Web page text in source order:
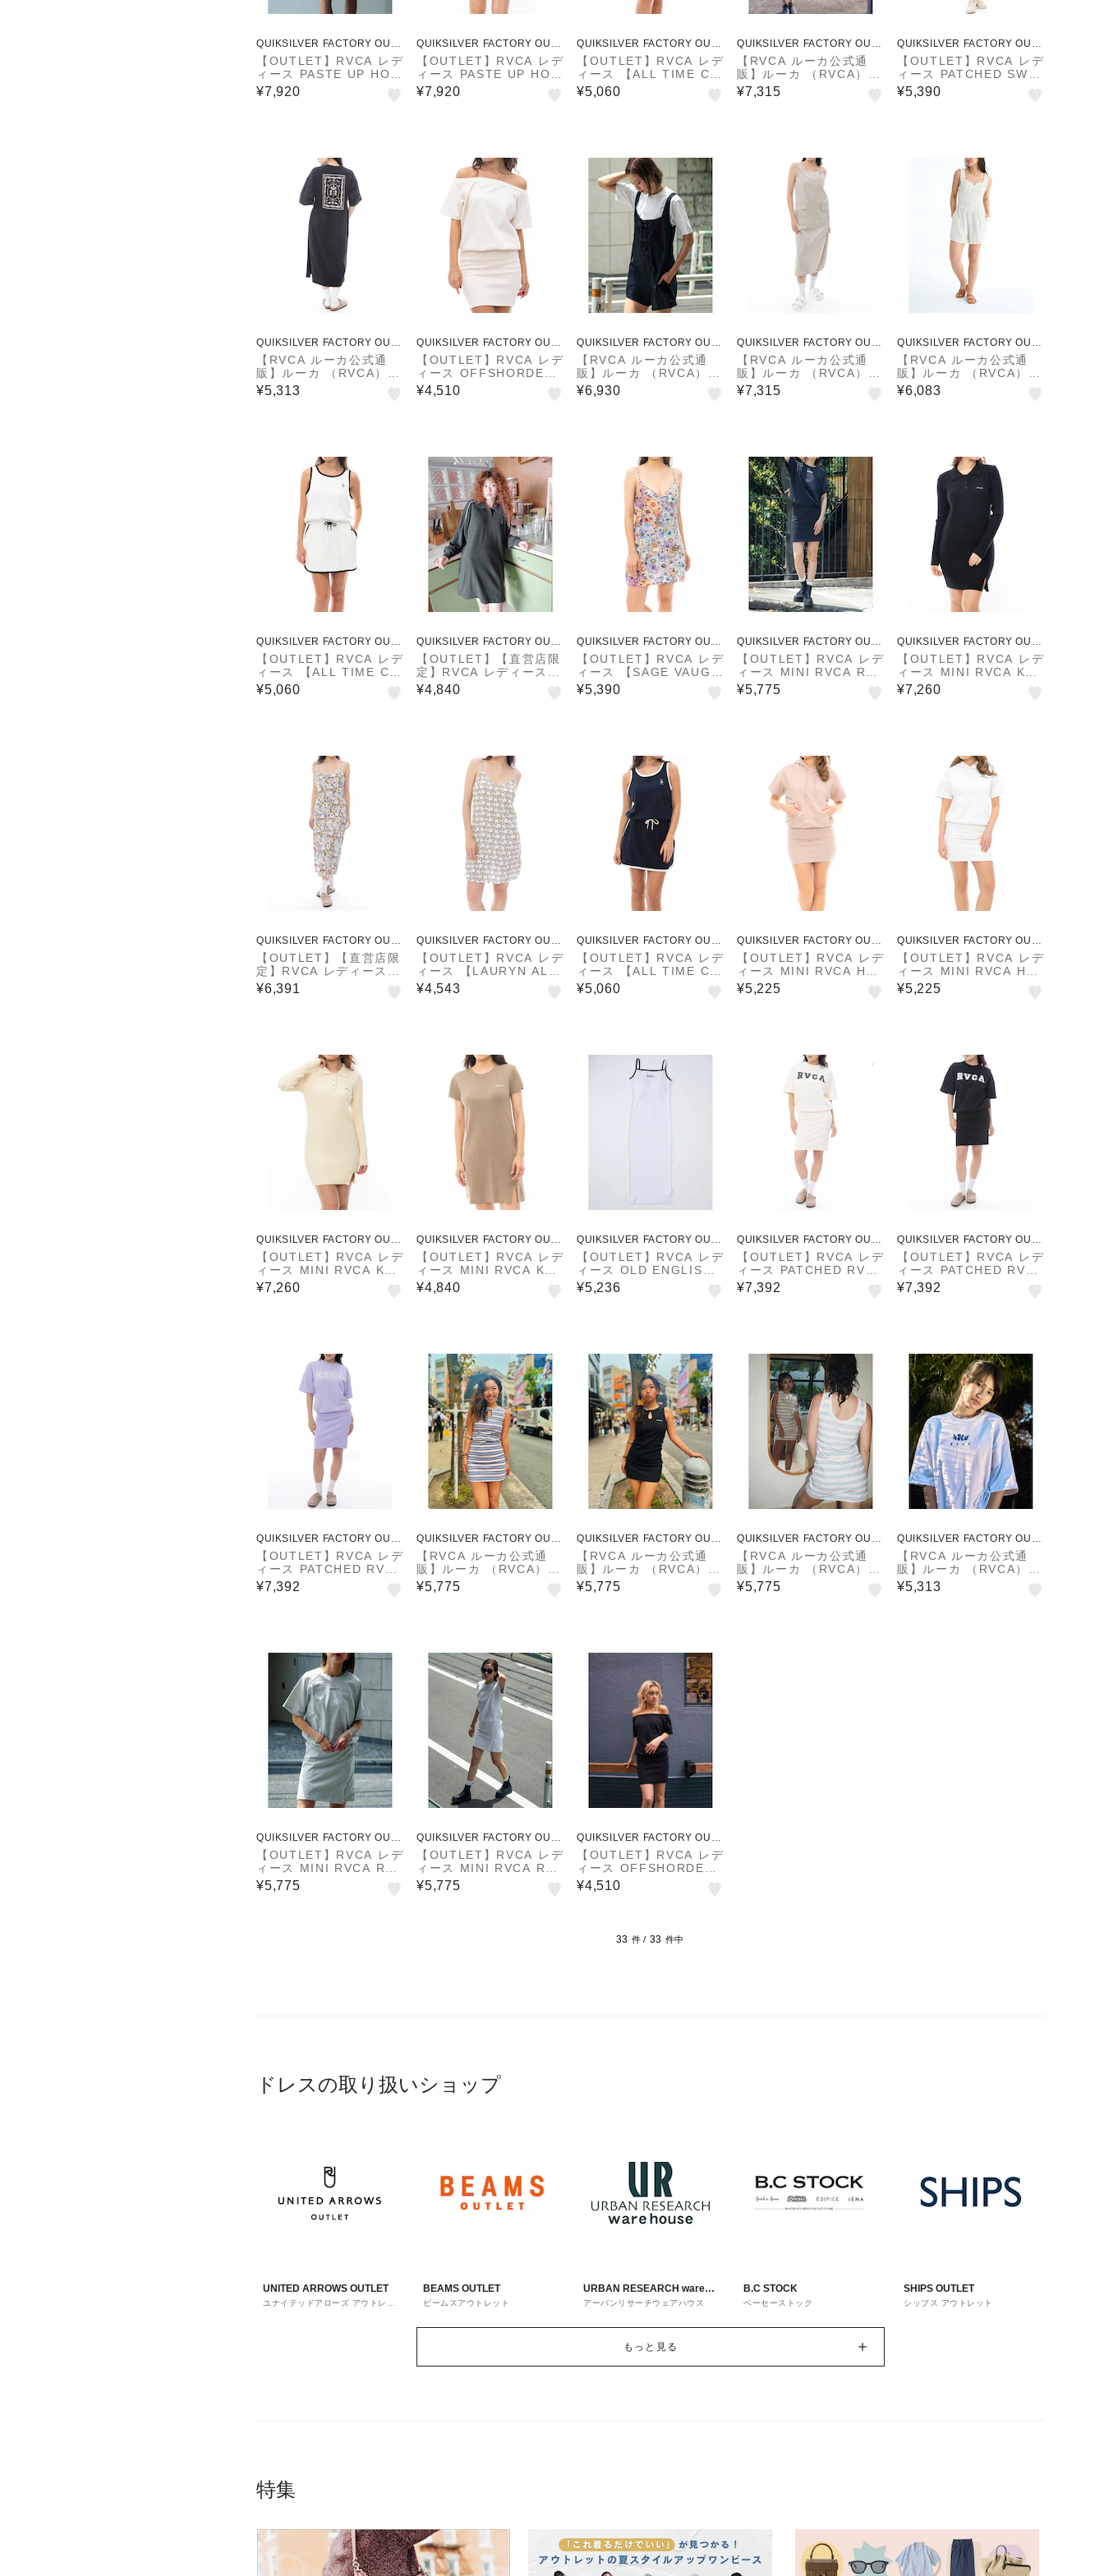
QUIKSILVER FACTORY OUTL
ET STORE
【OUTLET】RVCA レデ
ィース PASTE UP HOO
DIE DRESS ワンピース
WDR0 【2024年秋冬モ
¥7,920
QUIKSILVER FACTORY OUTL
ET STORE
【OUTLET】RVCA レデ
ィース PASTE UP HOO
DIE DRESS ワンピース
BLK 【2024年秋冬モデ
¥7,920
QUIKSILVER FACTORY OUTL
ET STORE
【OUTLET】RVCA レデ
ィース 【ALL TIME CO
LLECTION】 ALLTIME
TERRY DRESS ワンピ
¥5,060
QUIKSILVER FACTORY OUTL
ET STORE
【RVCA ルーカ公式通
販】ルーカ （RVCA）
【OUTLET】RVCA レデ
ィース UTILITY SLIP D
¥7,315
QUIKSILVER FACTORY OUTL
ET STORE
【OUTLET】RVCA レデ
ィース PATCHED SWEA
TER DRESS ワンピース
【2024年春夏モデル】
¥5,390
QUIKSILVER FACTORY OUTL
ET STORE
【RVCA ルーカ公式通
販】ルーカ （RVCA）
【OUTLET】RVCA レデ
ィース MAXI TEE DRE
¥5,313
QUIKSILVER FACTORY OUTL
ET STORE
【OUTLET】RVCA レデ
ィース OFFSHORDER
RIB DRESS ワンピース
【2024年夏モデル】
¥4,510
QUIKSILVER FACTORY OUTL
ET STORE
【RVCA ルーカ公式通
販】ルーカ （RVCA）
【OUTLET】RVCA レデ
ィース OLIVER ROMPE
¥6,930
QUIKSILVER FACTORY OUTL
ET STORE
【RVCA ルーカ公式通
販】ルーカ （RVCA）
【OUTLET】RVCA レデ
ィース UTILITY SLIP D
¥7,315
QUIKSILVER FACTORY OUTL
ET STORE
【RVCA ルーカ公式通
販】ルーカ （RVCA）
【OUTLET】RVCA レデ
ィース RAY ROMPER
¥6,083
QUIKSILVER FACTORY OUTL
ET STORE
【OUTLET】RVCA レデ
ィース 【ALL TIME CO
LLECTION】 ALLTIME
TERRY DRESS ワンピ
¥5,060
QUIKSILVER FACTORY OUTL
ET STORE
【OUTLET】【直営店限
定】RVCA レディース A
LL TIME TERRY LS D
RESS ワンピース 【202
¥4,840
QUIKSILVER FACTORY OUTL
ET STORE
【OUTLET】RVCA レデ
ィース 【SAGE VAUGH
N】 SLIP UP ANP ワン
ピース 【2024年春夏モ
¥5,390
QUIKSILVER FACTORY OUTL
ET STORE
【OUTLET】RVCA レデ
ィース MINI RVCA RA
GLAN TEE DRESS ワ
ンピース 【2025年夏モ
¥5,775
QUIKSILVER FACTORY OUTL
ET STORE
【OUTLET】RVCA レデ
ィース MINI RVCA KNI
T LS DR ワンピース BL
K 【2024年秋冬モデ
¥7,260
QUIKSILVER FACTORY OUTL
ET STORE
【OUTLET】【直営店限
定】RVCA レディース M
AIDEN DRESS ワンピー
ス 【2025年春夏モデ
¥6,391
QUIKSILVER FACTORY OUTL
ET STORE
【OUTLET】RVCA レデ
ィース 【LAURYN ALVA
REZ】 LAURYN SLIP
DRESS ワンピース 【2
¥4,543
QUIKSILVER FACTORY OUTL
ET STORE
【OUTLET】RVCA レデ
ィース 【ALL TIME CO
LLECTION】 ALLTIME
TERRY DRESS ワンピ
¥5,060
QUIKSILVER FACTORY OUTL
ET STORE
【OUTLET】RVCA レデ
ィース MINI RVCA HO
ODIE ST DRESS ワン
ピース 【2024年春夏モ
¥5,225
QUIKSILVER FACTORY OUTL
ET STORE
【OUTLET】RVCA レデ
ィース MINI RVCA HO
ODIE ST DRESS ワン
ピース 【2024年春夏モ
¥5,225
QUIKSILVER FACTORY OUTL
ET STORE
【OUTLET】RVCA レデ
ィース MINI RVCA KNI
T LS DR ワンピース W
DR0 【2024年秋冬モデ
¥7,260
QUIKSILVER FACTORY OUTL
ET STORE
【OUTLET】RVCA レデ
ィース MINI RVCA KNI
T DRESS ワンピース
【2024年春夏モデル】
¥4,840
QUIKSILVER FACTORY OUTL
ET STORE
【OUTLET】RVCA レデ
ィース OLD ENGLISH
TANK DRESS ワンピー
ス 【2025年夏モデル】
¥5,236
QUIKSILVER FACTORY OUTL
ET STORE
【OUTLET】RVCA レデ
ィース PATCHED RVCA
SS DRESS ワンピース
【2025年春夏モデル】
¥7,392
QUIKSILVER FACTORY OUTL
ET STORE
【OUTLET】RVCA レデ
ィース PATCHED RVCA
SS DRESS ワンピース
【2025年春夏モデル】
¥7,392
QUIKSILVER FACTORY OUTL
ET STORE
【OUTLET】RVCA レデ
ィース PATCHED RVCA
SS DRESS ワンピース
【2025年春夏モデル】
¥7,392
QUIKSILVER FACTORY OUTL
ET STORE
【RVCA ルーカ公式通
販】ルーカ （RVCA）
【OUTLET】RVCA レデ
ィース ACTIVE DRESS
¥5,775
QUIKSILVER FACTORY OUTL
ET STORE
【RVCA ルーカ公式通
販】ルーカ （RVCA）
【OUTLET】RVCA レデ
ィース ACTIVE DRESS
¥5,775
QUIKSILVER FACTORY OUTL
ET STORE
【RVCA ルーカ公式通
販】ルーカ （RVCA）
【OUTLET】RVCA レデ
ィース ACTIVE DRESS
¥5,775
QUIKSILVER FACTORY OUTL
ET STORE
【RVCA ルーカ公式通
販】ルーカ （RVCA）
【OUTLET】RVCA レデ
ィース MAXI TEE DRE
¥5,313
QUIKSILVER FACTORY OUTL
ET STORE
【OUTLET】RVCA レデ
ィース MINI RVCA RA
GLAN TEE DRESS ワ
ンピース 【2025年夏モ
¥5,775
QUIKSILVER FACTORY OUTL
ET STORE
【OUTLET】RVCA レデ
ィース MINI RVCA RA
GLAN TEE DRESS ワ
ンピース 【2025年夏モ
¥5,775
QUIKSILVER FACTORY OUTL
ET STORE
【OUTLET】RVCA レデ
ィース OFFSHORDER
RIB DRESS ワンピース
【2024年夏モデル】
¥4,510
33 件 / 33 件中
ドレスの取り扱いショップ
UNITED ARROWS OUTLET
ユナイテッドアローズ アウトレッ
BEAMS OUTLET
ビームスアウトレット
URBAN RESEARCH ware
house
アーバンリサーチウェアハウス
B.C STOCK
ベーセーストック
SHIPS OUTLET
シップス アウトレット
もっと見る
特集